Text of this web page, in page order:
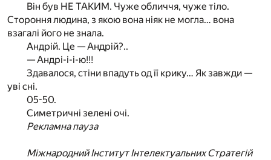
Він був НЕ ТАКИМ. Чуже обличчя, чуже тіло.
Стороння людина, з якою вона ніяк не могла… вона
взагалі його не знала.
Андрій. Це — Андрій?..
— Андрі-і-і-ю!!!
Здавалося, стіни впадуть од її крику… Як завжди —
уві сні.
05-50.
Симетричні зелені очі.
Рекламна пауза
Міжнародний Інститут Інтелектуальних Стратегій